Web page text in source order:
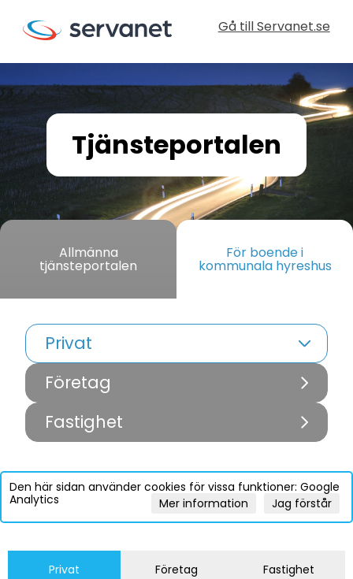
Gå till Servanet.se
Tjänsteportalen
Allmänna
tjänsteportalen
För boende i
kommunala hyreshus
Privat
Företag
Fastighet
Den här sidan använder cookies för vissa funktioner: Google
Analytics
Jag förstår
Mer information
Privat Företag Fastighet